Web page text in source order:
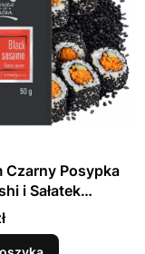
Czarny Posypka
i Sałatek
Ziarno 50g
OF ASIA